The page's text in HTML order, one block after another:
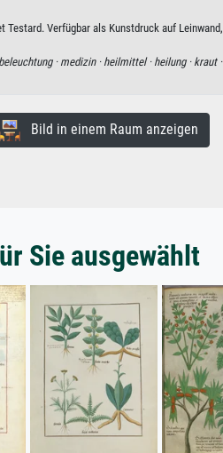
Verfügbar als Kunstdruck auf Leinwand,
beleuchtung · medizin · heilmittel · heilung · kraut ·
Bild in einem Raum anzeigen
Sie ausgewählt